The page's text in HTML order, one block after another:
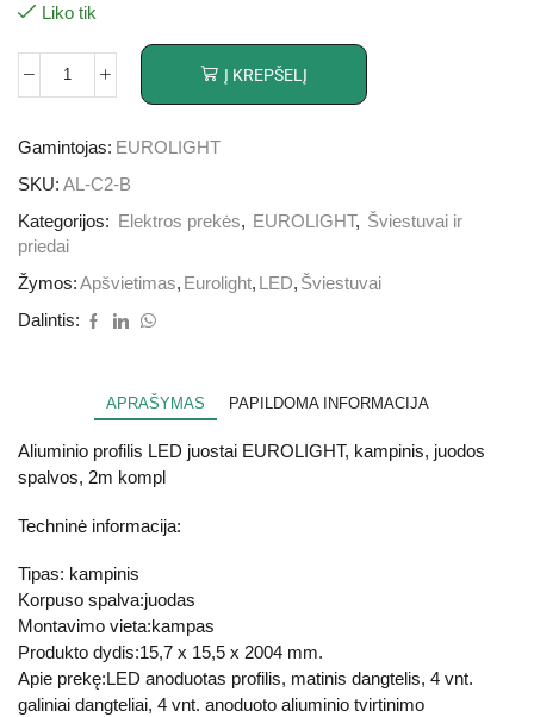
Liko tik
Į KREPŠELĮ
Gamintojas: EUROLIGHT
SKU: AL-C2-B
Kategorijos:
Elektros prekės, EUROLIGHT, Šviestuvai ir
priedai
Žymos:Apšvietimas, Eurolight, LED, Šviestuvai
Dalintis:
APRAŠYMAS PAPILDOMA INFORMACIJA
Aliuminio profilis LED juostai EUROLIGHT, kampinis, juodos
spalvos, 2m kompl
Techninė informacija:
Tipas: kampinis
Korpuso spalva:juodas
Montavimo vieta:kampas
Produkto dydis:15,7 x 15,5 x 2004 mm.
Apie prekę:LED anoduotas profilis, matinis dangtelis, 4 vnt.
galiniai dangteliai, 4 vnt. anoduoto aliuminio tvirtinimo